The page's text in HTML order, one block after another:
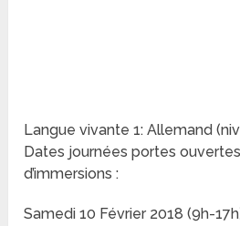
Langue vivante 1: Allemand
Dates journées portes
d’immersions :
Samedi 10 Février 2018 (9h-